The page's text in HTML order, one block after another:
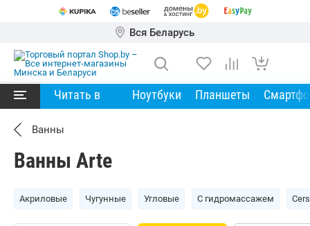
Вся Беларусь
Читать в Ноутбуки Планшеты
Ванны
Ванны Arte
Акриловые Чугунные Угловые С гидромассажем